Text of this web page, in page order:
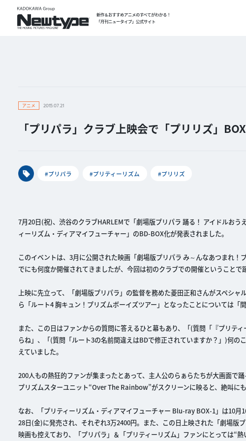
新作＆おすすめアニメのすべてがわかる！
「月刊ニュータイプ」公式サイト
アニメ 2015.07.21
「プリパラ」クラブ上映会で「プリリズ」
#プリパラ #プリティーリズム #プリリズ
7月20日(祝)、渋谷のクラブHARLEMで「劇場版プリパラ 踊る！ アイドルお
ィーリズム・ディアマイフューチャー」のBD-BOX化が発表されました。
このイベントは、3月に公開された映画「劇場版プリパラ み～んなあつまれ
でにも何度か開催されてきましたが、今回は初のクラブでの開催ということ
上映に先立って、「劇場版プリパラ」の監督を務めた菱田正和さんがスペシ
ら「ルート4 胸キュン！プリズムボーイズツアー」となったことについては「
また、この日はファンからの質問に答えるひと幕もあり、「(質問「『プリテ
らね」、「(質問「ルート3の名前間違えはBDで修正されていますか？」)何
えていました。
200人もの熱狂的ファンが集まったとあって、主人公のらぁらたちが大画面で
プリズムスターユニット“Over The Rainbow”がスクリーンに映ると、絶叫に
なお、「プリティーリズム・ディアマイフューチャー Blu-ray BOX-1」は10
28日(金)に発売され、それぞれ3万2400円。また、この日上映された「劇場版
映画も控えており、「プリパラ」＆「プリティーリズム」ファンにとっては“熱